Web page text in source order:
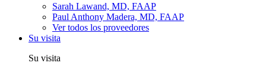
Sarah Lawand, MD, FAAP
Paul Anthony Madera, MD, FAAP
Ver todos los proveedores
Su visita
Su visita